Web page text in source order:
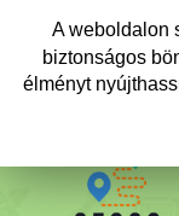
A weboldalon
biztonságos
élményt